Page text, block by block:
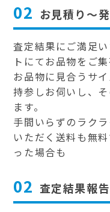
02 お見積り～
査定結果にご満足
トにてお品物をご
お品物に見合うサ
持参しお伺いし、
ます。
手間いらずのラク
いただく送料も無
った場合も
02 査定結果報